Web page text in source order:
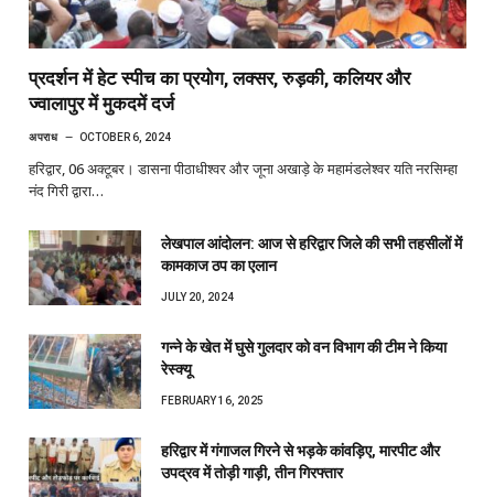
प्रदर्शन में हेट स्पीच का प्रयोग, लक्सर, रुड़की, कलियर और
ज्वालापुर में मुकदमें दर्ज
अपराध OCTOBER 6, 2024
हरिद्वार, 06 अक्टूबर। डासना पीठाधीश्वर और जूना अखाड़े के महामंडलेश्वर यति नरसिम्हा
नंद गिरी द्वारा…
लेखपाल आंदोलन: आज से हरिद्वार जिले की सभी तहसीलों में
कामकाज ठप का एलान
JULY 20, 2024
गन्ने के खेत में घुसे गुलदार को वन विभाग की टीम ने किया
रेस्क्यू
FEBRUARY 16, 2025
हरिद्वार में गंगाजल गिरने से भड़के कांवड़िए, मारपीट और
उपद्रव में तोड़ी गाड़ी, तीन गिरफ्तार